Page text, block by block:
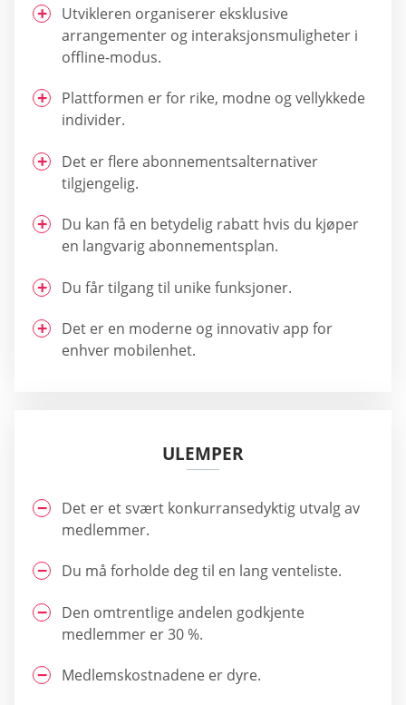
Utvikleren organiserer eksklusive
arrangementer og interaksjonsmuligheter i
offline-modus.
Plattformen er for rike, modne og vellykkede
individer.
Det er flere abonnementsalternativer
tilgjengelig.
Du kan få en betydelig rabatt hvis du kjøper
en langvarig abonnementsplan.
Du får tilgang til unike funksjoner.
Det er en moderne og innovativ app for
enhver mobilenhet.
ULEMPER
Det er et svært konkurransedyktig utvalg av
medlemmer.
Du må forholde deg til en lang venteliste.
Den omtrentlige andelen godkjente
medlemmer er 30 %.
Medlemskostnadene er dyre.